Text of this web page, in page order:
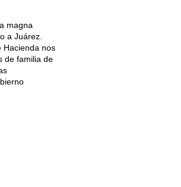
magna
a Juárez.
Hacienda nos
de familia de